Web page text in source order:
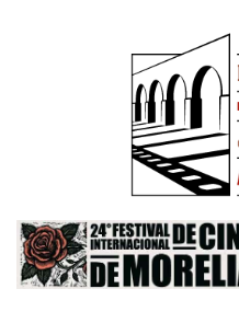
Image